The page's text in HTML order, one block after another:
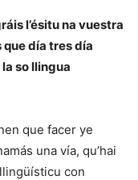
l’ésitu na vuestra
que día tres día
so llingua
que facer ye
una vía, qu’hai
con